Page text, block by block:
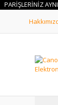
AYNI